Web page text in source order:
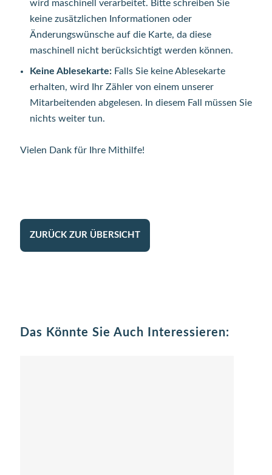
wird maschinell verarbeitet. Bitte schreiben Sie
keine zusätzlichen Informationen oder
Änderungswünsche auf die Karte, da diese
maschinell nicht berücksichtigt werden können.
Keine Ablesekarte:Falls Sie keine Ablesekarte
erhalten, wird Ihr Zähler von einem unserer
Mitarbeitenden abgelesen. In diesem Fall müssen Sie
nichts weiter tun.
Vielen Dank für Ihre Mithilfe!
ZURÜCK ZUR ÜBERSICHT
Das Könnte Sie Auch Interessieren: